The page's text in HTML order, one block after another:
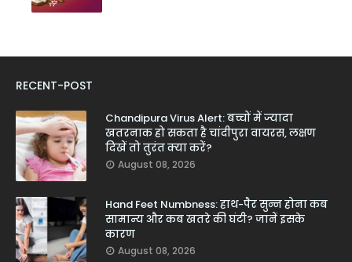
RECENT-POST
Chandipura Virus Alert: बच्चों में ज्यादा
खतरनाक हो सकता है चांदीपुरा वायरस, लक्षण
दिखें तो तुरंत क्या करें?
August 08, 2026
Hand Feet Numbness: हाथ-पैर सुन्न होना कब
सामान्य और कब खतरे की घंटी? जानें इसके
कारण
August 08, 2026